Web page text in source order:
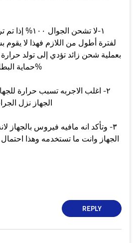
١-لا تشحن
لفترة أطول من اللازم فهذا لا يقوم
بعملية شحن زائد تؤدي إلى تولد
حماية البطارية الي تشحن الي ٨٥%
٢- اغلب الاجربه تسبب حرارة
الجهاز نزل
٣- وتأكد انه مافيه فيروس بالجهاز
REPLY